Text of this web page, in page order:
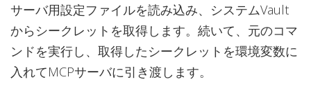
サーバ用設定ファイルを読み込み、システムVault
からシークレットを取得します。続いて、元のコマ
ンドを実行し、取得したシークレットを環境変数に
入れてMCPサーバに引き渡します。